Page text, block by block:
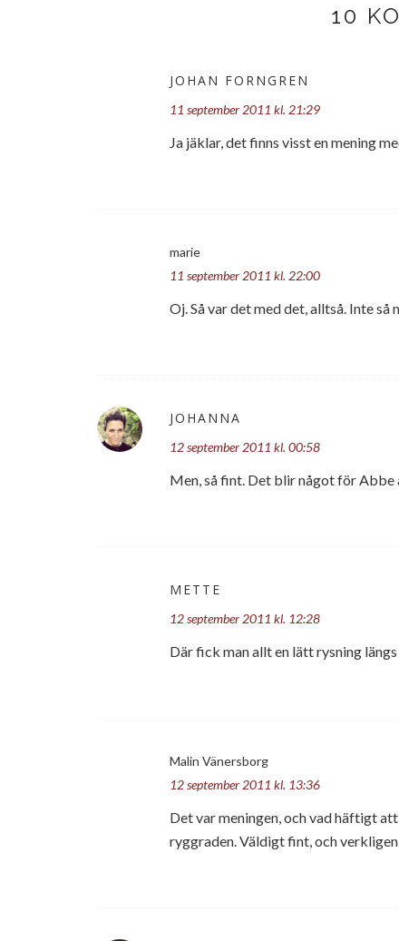
10
JOHAN FORNGREN
11 september 2011 kl. 21:29
Ja jäklar, det finns visst en mening
marie
11 september 2011 kl. 22:00
Oj. Så var det med det, alltså. Inte
JOHANNA
12 september 2011 kl. 00:58
Men, så fint. Det blir något för
METTE
12 september 2011 kl. 12:28
Där fick man allt en lätt rysning
Malin Vänersborg
12 september 2011 kl. 13:36
Det var meningen, och vad häftigt
ryggraden. Väldigt fint, och